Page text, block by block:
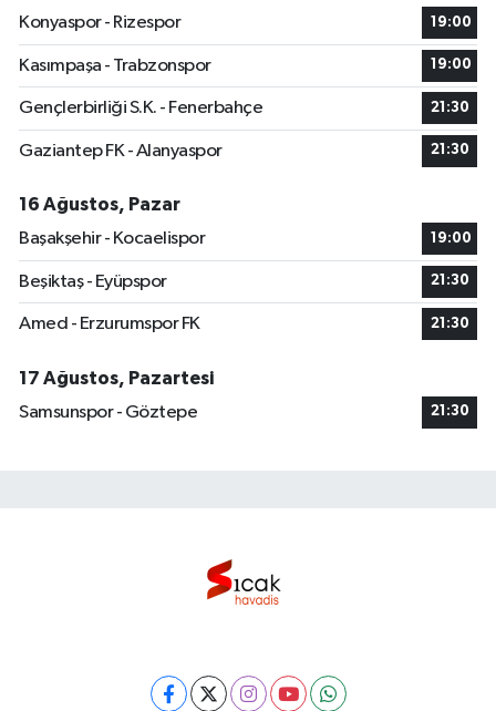
Konyaspor - Rizespor
19:00
Kasımpaşa - Trabzonspor 19:00
Gençlerbirliği S.K. - Fenerbahçe 21:30
Gaziantep FK - Alanyaspor 21:30
16 Ağustos, Pazar
Başakşehir - Kocaelispor
19:00
Beşiktaş - Eyüpspor 21:30
Amed - Erzurumspor FK 21:30
17 Ağustos, Pazartesi
Samsunspor - Göztepe
21:30